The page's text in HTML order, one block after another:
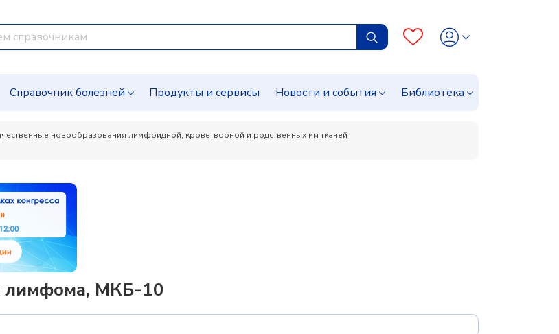
Справочник болезней Продукты и сервисы Новости и события Библиотека
новообразования лимфоидной, кроветворной и родственных им тканей
лимфома, МКБ-10